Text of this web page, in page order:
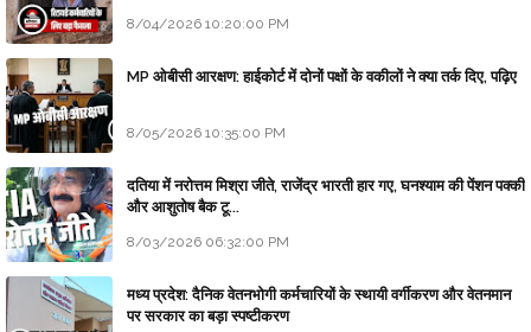
8/04/2026 10:20:00 PM
MP ओबीसी आरक्षण: हाईकोर्ट में दोनों पक्षों के वकीलों ने क्या तर्क दिए, पढ़िए
8/05/2026 10:35:00 PM
दतिया में नरोत्तम मिश्रा जीते, राजेंद्र भारती हार गए, घनश्याम की पेंशन पक्की
और आशुतोष बैक टू...
8/03/2026 06:32:00 PM
मध्य प्रदेश: दैनिक वेतनभोगी कर्मचारियों के स्थायी वर्गीकरण और वेतनमान
पर सरकार का बड़ा स्पष्टीकरण